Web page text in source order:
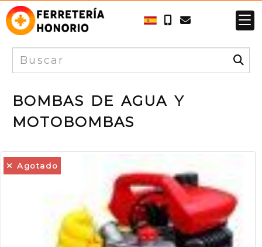
BOMBAS DE AGUA Y
MOTOBOMBAS
Agotado